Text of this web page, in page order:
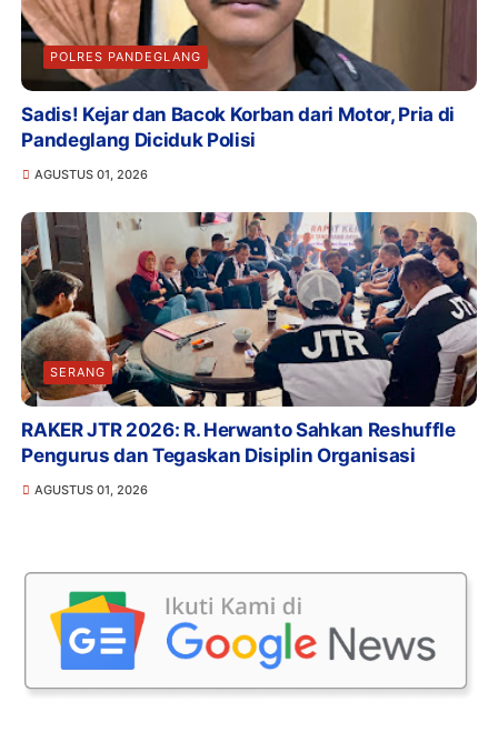
POLRES PANDEGLANG
Sadis! Kejar dan Bacok Korban dari Motor, Pria di
Pandeglang Diciduk Polisi
AGUSTUS 01, 2026
SERANG
RAKER JTR 2026: R. Herwanto Sahkan Reshuffle
Pengurus dan Tegaskan Disiplin Organisasi
AGUSTUS 01, 2026